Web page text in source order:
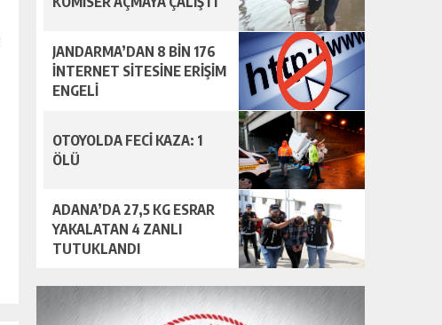
JANDARMA’DAN 8 BİN 176
İNTERNET SİTESİNE ERİŞİM
ENGELİ
OTOYOLDA FECİ KAZA: 1
ÖLÜ
ADANA’DA 27,5 KG ESRAR
YAKALATAN 4 ZANLI
TUTUKLANDI